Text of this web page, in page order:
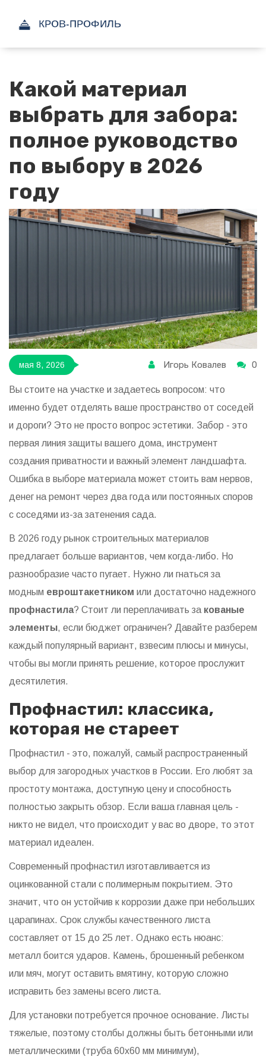
Какой материал
выбрать для забора:
полное руководство
по выбору в 2026
году
мая 8, 2026 Игорь Ковалев 0
Вы стоите на участке и задаетесь вопросом: что
именно будет отделять ваше пространство от соседей
и дороги? Это не просто вопрос эстетики. Забор - это
первая линия защиты вашего дома, инструмент
создания приватности и важный элемент ландшафта.
Ошибка в выборе материала может стоить вам нервов,
денег на ремонт через два года или постоянных споров
с соседями из-за затенения сада.
В 2026 году рынок строительных материалов
предлагает больше вариантов, чем когда-либо. Но
разнообразие часто пугает. Нужно ли гнаться за
модным евроштакетником или достаточно надежного
профнастила? Стоит ли переплачивать за кованые
элементы, если бюджет ограничен? Давайте разберем
каждый популярный вариант, взвесим плюсы и минусы,
чтобы вы могли принять решение, которое прослужит
десятилетия.
Профнастил: классика,
которая не стареет
Профнастил - это, пожалуй, самый распространенный
выбор для загородных участков в России. Его любят за
простоту монтажа, доступную цену и способность
полностью закрыть обзор. Если ваша главная цель -
никто не видел, что происходит у вас во дворе, то этот
материал идеален.
Современный профнастил изготавливается из
оцинкованной стали с полимерным покрытием. Это
значит, что он устойчив к коррозии даже при небольших
царапинах. Срок службы качественного листа
составляет от 15 до 25 лет. Однако есть нюанс:
металл боится ударов. Камень, брошенный ребенком
или мяч, могут оставить вмятину, которую сложно
исправить без замены всего листа.
Для установки потребуется прочное основание. Листы
тяжелые, поэтому столбы должны быть бетонными или
металлическими (труба 60x60 мм минимум),